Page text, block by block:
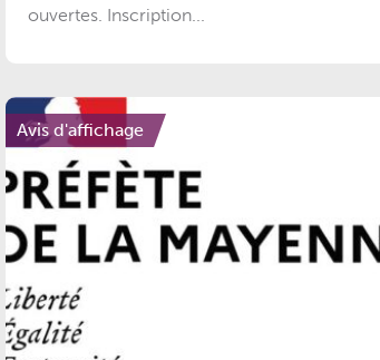
ouvertes. Inscription...
Avis d'affichage